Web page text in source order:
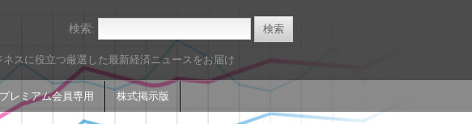
スに役立つ厳選した最新経済ニュースをお届け
プレミアム会員専用 株式掲示版
検索: